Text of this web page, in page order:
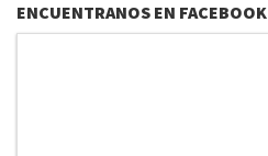
ENCUENTRANOS EN FACEBOOK